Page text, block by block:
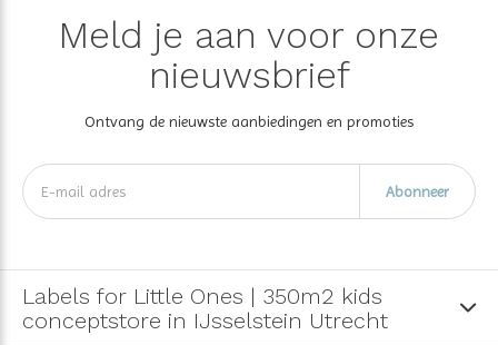
Meld je aan voor onze
nieuwsbrief
Ontvang de nieuwste aanbiedingen en promoties
Abonneer
Labels for Little Ones | 350m2 kids
conceptstore in IJsselstein Utrecht